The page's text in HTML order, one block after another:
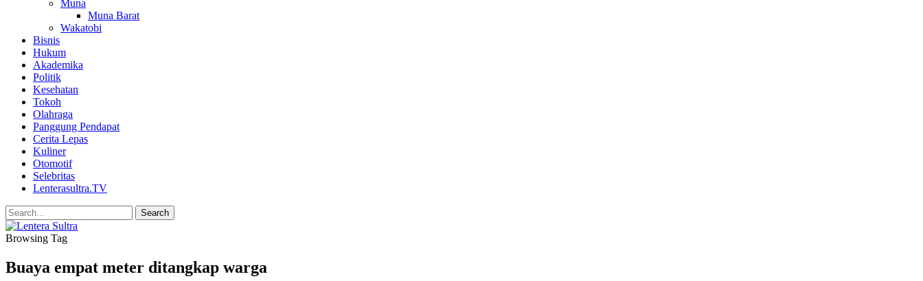
Muna
Muna Barat
Wakatobi
Bisnis
Hukum
Akademika
Politik
Kesehatan
Tokoh
Olahraga
Panggung Pendapat
Cerita Lepas
Kuliner
Otomotif
Selebritas
Lenterasultra.TV
Browsing Tag
Buaya empat meter ditangkap warga